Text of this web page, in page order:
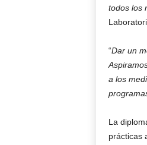
todos los
“Dar un
a los
La
prácticas